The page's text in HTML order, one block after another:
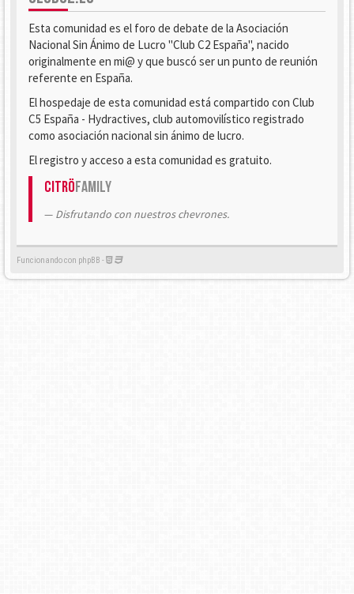
Esta comunidad es el foro de debate de la Asociación
Nacional Sin Ánimo de Lucro "Club C2 España", nacido
originalmente en mi@ y que buscó ser un punto de reunión
referente en España.
El hospedaje de esta comunidad está compartido con Club
C5 España - Hydractives, club automovilístico registrado
como asociación nacional sin ánimo de lucro.
El registro y acceso a esta comunidad es gratuito.
CitröFamily
Disfrutando con nuestros chevrones.
Funcionando con phpBB -